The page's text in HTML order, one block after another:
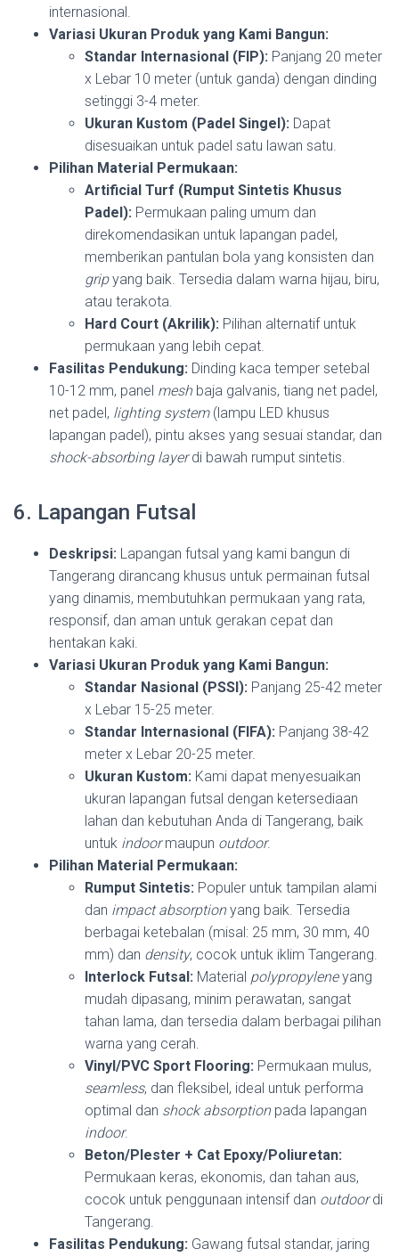
internasional.
Variasi Ukuran Produk yang Kami Bangun:
Standar Internasional (FIP): Panjang 20 meter
x Lebar 10 meter (untuk ganda) dengan dinding
setinggi 3-4 meter.
Ukuran Kustom (Padel Singel): Dapat
disesuaikan untuk padel satu lawan satu.
Pilihan Material Permukaan:
Artificial Turf (Rumput Sintetis Khusus
Padel): Permukaan paling umum dan
direkomendasikan untuk lapangan padel,
memberikan pantulan bola yang konsisten dan
gripyang baik. Tersedia dalam warna hijau, biru,
atau terakota.
Hard Court (Akrilik): Pilihan alternatif untuk
permukaan yang lebih cepat.
Fasilitas Pendukung: Dinding kaca temper setebal
10-12 mm, panel meshbaja galvanis, tiang net padel,
net padel, lighting system(lampu LED khusus
lapangan padel), pintu akses yang sesuai standar, dan
shock-absorbing layerdi bawah rumput sintetis.
6. Lapangan Futsal
Deskripsi: Lapangan futsal yang kami bangun di
Tangerang dirancang khusus untuk permainan futsal
yang dinamis, membutuhkan permukaan yang rata,
responsif, dan aman untuk gerakan cepat dan
hentakan kaki.
Variasi Ukuran Produk yang Kami Bangun:
Standar Nasional (PSSI): Panjang 25-42 meter
x Lebar 15-25 meter.
Standar Internasional (FIFA): Panjang 38-42
meter x Lebar 20-25 meter.
Ukuran Kustom: Kami dapat menyesuaikan
ukuran lapangan futsal dengan ketersediaan
lahan dan kebutuhan Anda di Tangerang, baik
untuk indoormaupun outdoor.
Pilihan Material Permukaan:
Rumput Sintetis: Populer untuk tampilan alami
dan impact absorptionyang baik. Tersedia
berbagai ketebalan (misal: 25 mm, 30 mm, 40
mm) dan density, cocok untuk iklim Tangerang.
Interlock Futsal: Material polypropyleneyang
mudah dipasang, minim perawatan, sangat
tahan lama, dan tersedia dalam berbagai pilihan
warna yang cerah.
Vinyl/PVC Sport Flooring: Permukaan mulus,
seamless, dan fleksibel, ideal untuk performa
optimal dan shock absorptionpada lapangan
indoor.
Beton/Plester + Cat Epoxy/Poliuretan:
Permukaan keras, ekonomis, dan tahan aus,
cocok untuk penggunaan intensif dan outdoordi
Tangerang.
Fasilitas Pendukung: Gawang futsal standar, jaring